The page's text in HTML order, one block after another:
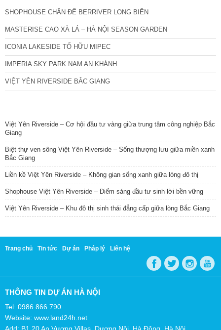
SHOPHOUSE CHÂN ĐẾ BERRIVER LONG BIÊN
MASTERISE CAO XÀ LÁ – HÀ NỘI SEASON GARDEN
ICONIA LAKESIDE TỐ HỮU MIPEC
IMPERIA SKY PARK NAM AN KHÁNH
VIỆT YÊN RIVERSIDE BẮC GIANG
Việt Yên Riverside – Cơ hội đầu tư vàng giữa trung tâm công nghiệp Bắc
Giang
Biệt thự ven sông Việt Yên Riverside – Sống thượng lưu giữa miền xanh
Bắc Giang
Liền kề Việt Yên Riverside – Không gian sống xanh giữa lòng đô thị
Shophouse Việt Yên Riverside – Điểm sáng đầu tư sinh lời bền vững
Việt Yên Riverside – Khu đô thị sinh thái đẳng cấp giữa lòng Bắc Giang
Trang chủ Tin tức Dự án Pháp lý Liên hệ
THÔNG TIN DỰ ÁN HÀ NỘI
Tel: 0986 866 790
Website: www.land24h.net